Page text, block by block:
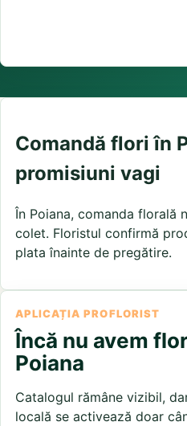
Comandă flori în
promisiuni vagi
În Poiana, comanda florală
colet. Floristul confirmă
plata înainte de pregătire.
APLICAȚIA PROFLORIST
Încă nu avem
Poiana
Catalogul rămâne vizibil,
locală se activează doar